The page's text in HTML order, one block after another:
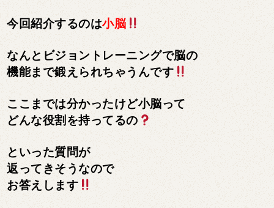
今回紹介するのは小脳
なんとビジョントレーニングで脳の
機能まで鍛えられちゃうんです
ここまでは分かったけど小脳って
どんな役割を持ってるの
といった質問が
返ってきそうなので
お答えします